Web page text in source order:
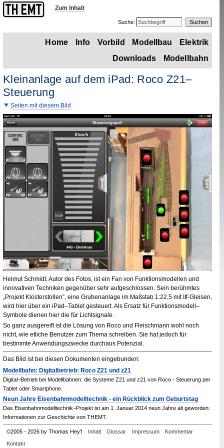
Zum Inhalt
Suche:
Home Info Vorbild Modellbau
Elektrik
Downloads
Modellbahn
Kleinanlage auf dem iPad: RocoZ21–
Steuerung
Seiten mit diesem Bild
Helmut Schmidt, Autor des Fotos, ist ein Fan von Funktionsmodellen und
innovativen Techniken gegenüber sehr aufgeschlossen. Sein berühmtes
„Projekt Klosterstollen”, eine Grubenanlage im Maßstab 1 :22,5 mit IIf-Gleisen,
wird hier über ein iPad–Tabletgesteuert. Als Ersatz für Funktionsmodell–
Symbole dienen hier die für Lichtsignale.
So ganz ausgereift ist die Lösung von Roco und Fleischmann wohl noch
nicht, wie etliche Benutzer zum Thema schreiben. Sie hat jedoch für
bestimmte Anwendungszwecke durchaus Potenzial.
Das Bild ist bei diesen Dokumenten eingebunden:
Modellbahn: Digitalbetrieb: Roco Z21 und z21
Digital–Betrieb bei Modellbahnen: die Systeme Z21 und z21 von Roco - Steuerung per
Tablet oder Smartphone.
Neun Jahre Eisenbahnmodelltechnik - ein Rückblick zum Geburtstag
Das Eisenbahnmodelltechnik–Projekt ist am 1. Januar 2014 neun Jahre alt geworden:
Informationen zur Geschichte von THEMT.
©2005- 2026 by Thomas Hey'l Inhalt Glossar Impressum
Kommentar
Kontakt